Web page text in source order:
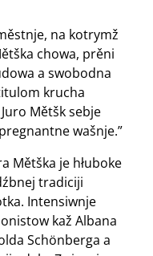
na kotrymž
chowa, prěni
a swobodna
krucha
Mětšk sebje
wašnje.”
Mětška je hłuboke
tradiciji
Intensiwnje
kaž Albana
Schönberga a